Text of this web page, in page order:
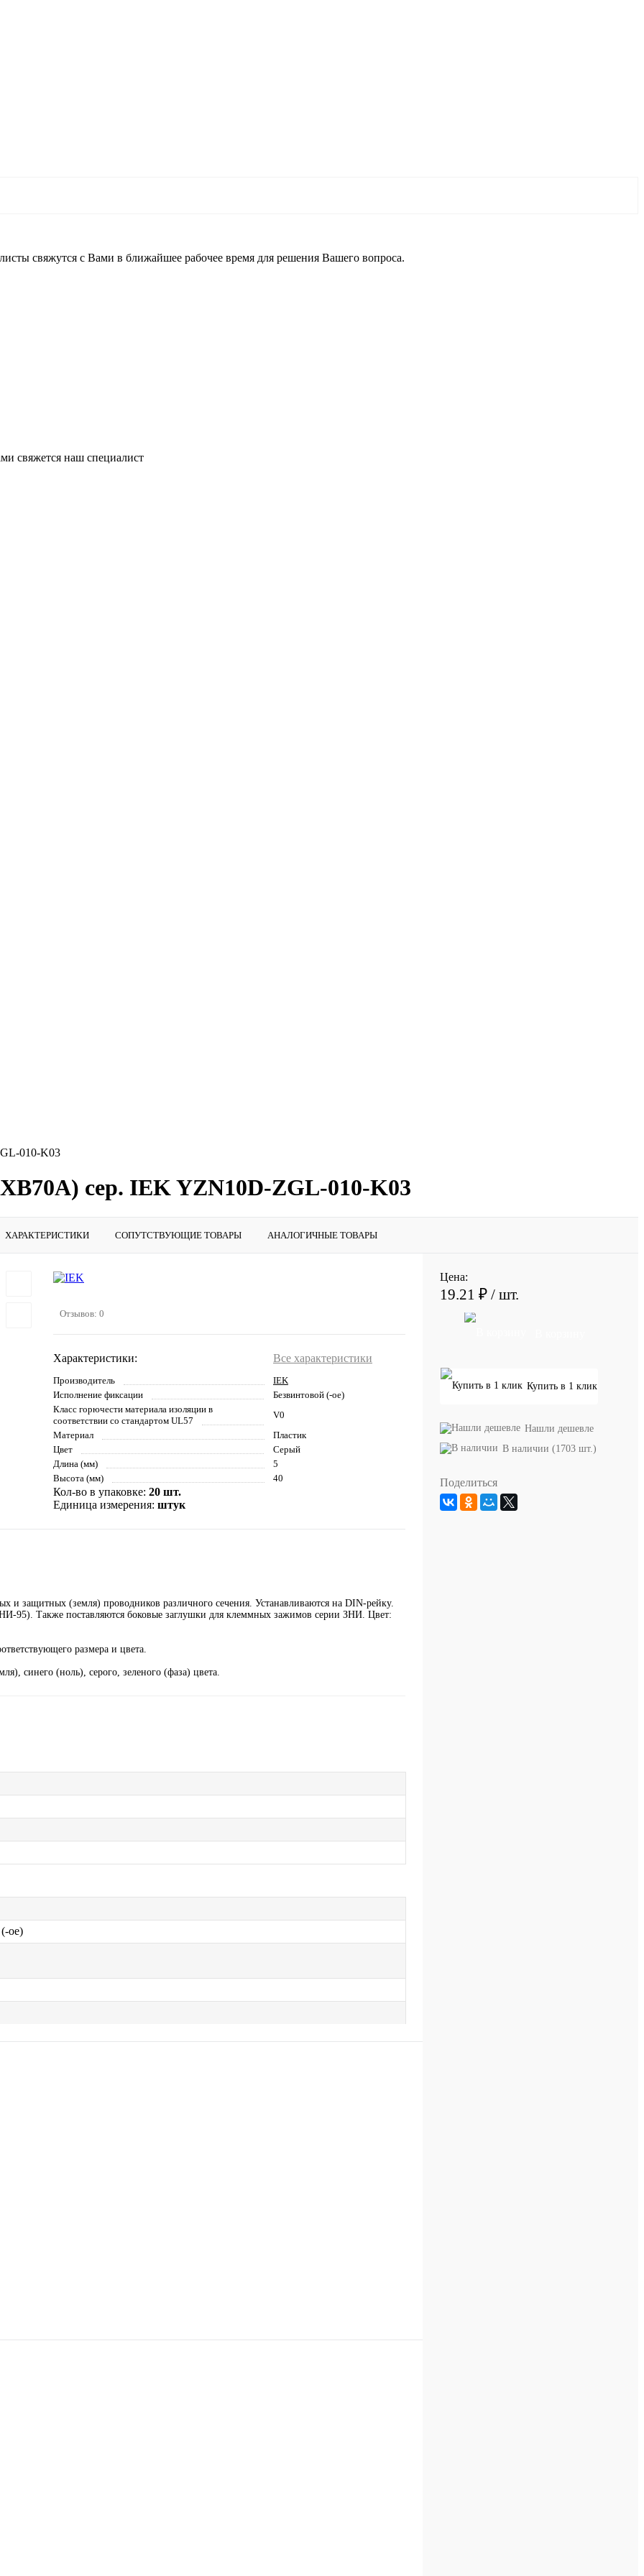
свяжутся с Вами в ближайшее рабочее время для решения Вашего вопроса.
свяжется наш специалист
010-K03
сер. IEK YZN10D-ZGL-010-K03
ХАРАКТЕРИСТИКИ СОПУТСТВУЮЩИЕ ТОВАРЫ АНАЛОГИЧНЫЕ ТОВАРЫ
Отзывов: 0
Характеристики: Все характеристики
Производитель
IEK
Исполнение фиксации
Безвинтовой (-ое)
Класс горючести материала изоляции в
соответствии со стандартом UL57
V0
Материал
Пластик
Цвет
Серый
Длина (мм)
5
Высота (мм)
40
Кол-во в упаковке: 20 шт.
Единица измерения: штук
и защитных (земля) проводников различного сечения. Устанавливаются на DIN-рейку.
95). Также поставляются боковые заглушки для клеммных зажимов серии ЗНИ. Цвет:
размера и цвета.
синего (ноль), серого, зеленого (фаза) цвета.
ое)
Цена:
19.21 ₽ / шт.
Купить в 1 клик
Нашли дешевле
В наличии (1703 шт.)
Поделиться